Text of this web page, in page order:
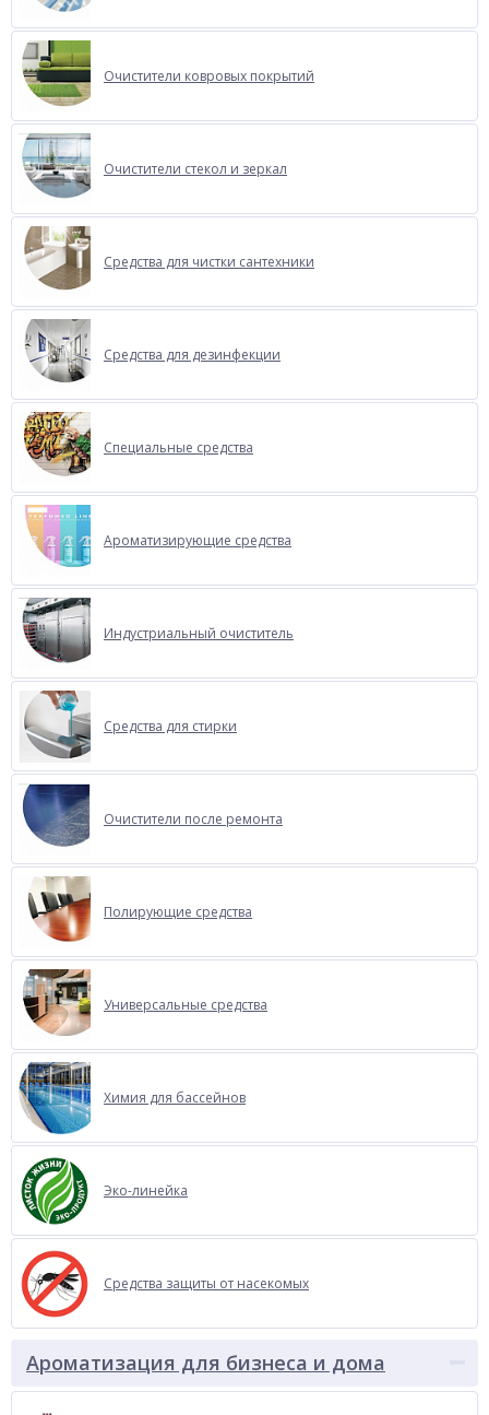
Очистители ковровых покрытий
Очистители стекол и зеркал
Средства для чистки сантехники
Средства для дезинфекции
Специальные средства
Ароматизирующие средства
Индустриальный очиститель
Средства для стирки
Очистители после ремонта
Полирующие средства
Универсальные средства
Химия для бассейнов
Эко-линейка
Средства защиты от насекомых
Ароматизация для бизнеса и дома